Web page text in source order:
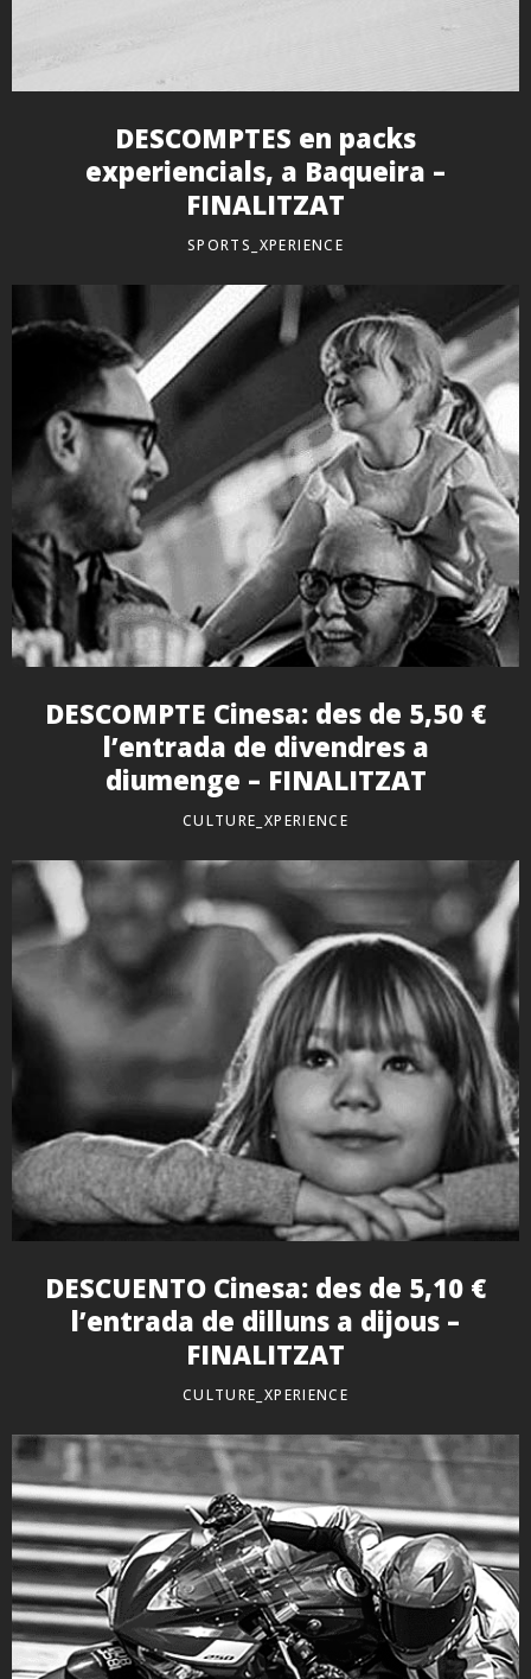
DESCOMPTES en packs
experiencials, a Baqueira –
FINALITZAT
SPORTS_XPERIENCE
DESCOMPTE Cinesa: des de 5,50 €
l’entrada de divendres a
diumenge – FINALITZAT
CULTURE_XPERIENCE
DESCUENTO Cinesa: des de 5,10 €
l’entrada de dilluns a dijous –
FINALITZAT
CULTURE_XPERIENCE